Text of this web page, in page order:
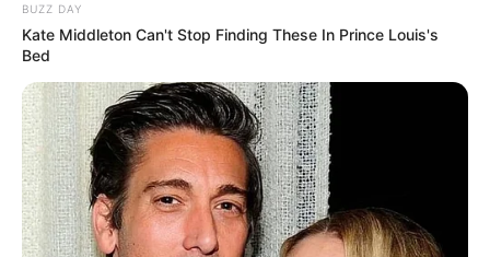
Nyimas Ratu Rafa
Megan Domani Beby Tsabina
BUZZ DAY
Kate Middleton Can't Stop Finding These In Prince Louis's
Bed